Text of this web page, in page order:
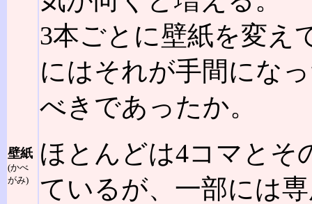
壁紙
(かべ
がみ)
3本ごとに壁紙を変え
にはそれが手間にな
べきであったか。
ほとんどは4コマとそ
ているが、一部には